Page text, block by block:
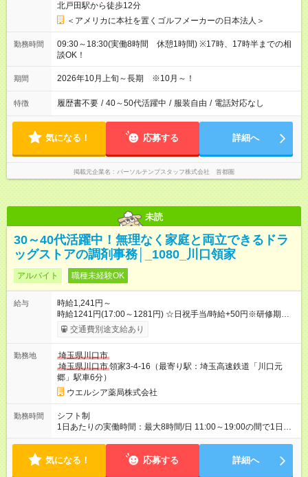
北戸田駅から徒歩12分
＜アメリカに本社を置くゴルフメーカーの日本法人＞
勤務時間
09:30～18:30(実働8時間 休憩1時間) ※17時、17時半までの相
談OK！
期間 2026年10月上旬～長期 ※10月～！
特徴 履歴書不要 / 40～50代活躍中 / 服装自由 / 電話対応なし
気になる！ 応募する 詳細へ
掲載元企業名 パーソルテンプスタッフ株式会社 首都圏
未読
30～40代活躍中！無理なく家庭と両立できるドラ
ッグストアの調剤事務│_1080_川口領家
アルバイト 職種未経験OK
給与
時給1,241円～
時給1241円(17:00～1281円) ☆日祝手当/時給+50円※研修期間3
ヶ月以降、社内試験による更新判定あり 社内試験合格後、時給
＋50～100円の昇給あり （大学生は＋20円） 試用期間あり：入
試用期間あり 試用期間の長さ：3ヶ月 雇用形態、給与は本採用
時と同じです。
交通費別途支給あり
勤務地
埼玉県川口市
埼玉県川口市領家3-4-16（最寄り駅：埼玉高速鉄道「川口元
郷」駅車6分）
ウエルシア薬局株式会社
勤務時間
シフト制
1日あたりの実働時間：最大8時間/日 11:00～19:00の間で1日8
時間の勤務 ☆週4～5日の勤務 ※勤務曜日応相談 ☆未経験・無資
気になる！ 応募する 詳細へ